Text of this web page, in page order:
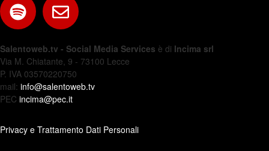
Salentoweb.tv - Social Media Services è di Incima srl
Via M. Chiatante, 9 - 73100 Lecce
P. IVA 03570220750
mail: info@salentoweb.tv
PEC incima@pec.it
Privacy e Trattamento Dati Personali